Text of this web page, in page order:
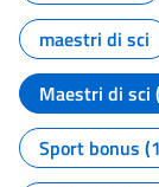
maestri di sci
Maestri di sci
Sport bonus